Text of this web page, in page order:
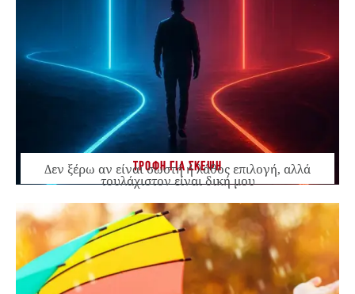
ΤΡΟΦΗ ΓΙΑ ΣΚΕΨΗ
Δεν ξέρω αν είναι σωστή ή λάθος επιλογή, αλλά
τουλάχιστον είναι δική μου